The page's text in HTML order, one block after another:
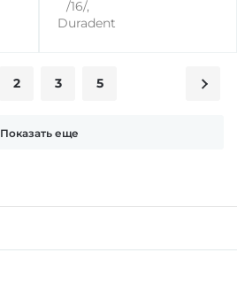
2 3 5
Показать еще